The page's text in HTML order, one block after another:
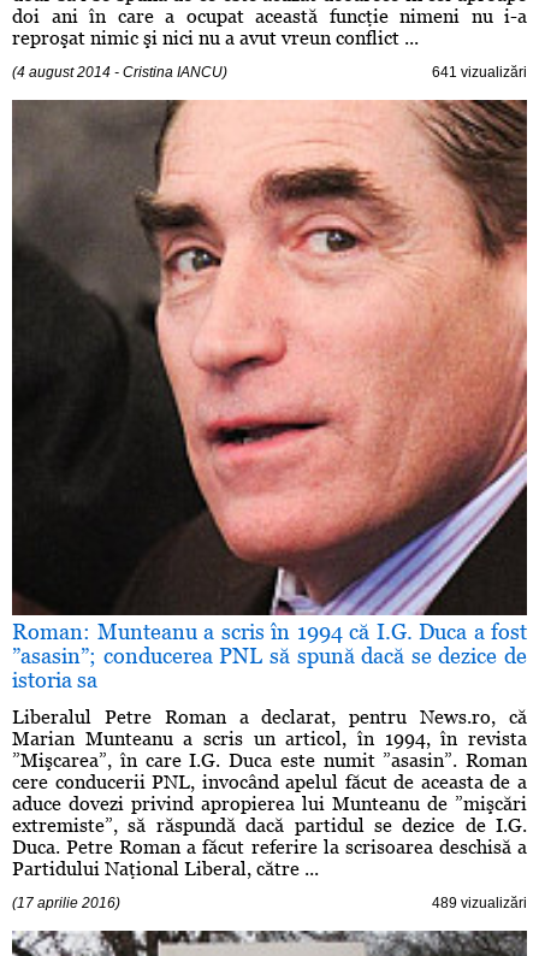
doi ani în care a ocupat această funcţie nimeni nu i-a
reproşat nimic şi nici nu a avut vreun conflict ...
(4 august 2014 - Cristina IANCU) 641 vizualizări
Roman: Munteanu a scris în 1994 că I.G. Duca a fost
”asasin”; conducerea PNL să spună dacă se dezice de
istoria sa
Liberalul Petre Roman a declarat, pentru News.ro, că
Marian Munteanu a scris un articol, în 1994, în revista
”Mişcarea”, în care I.G. Duca este numit ”asasin”. Roman
cere conducerii PNL, invocând apelul făcut de aceasta de a
aduce dovezi privind apropierea lui Munteanu de ”mişcări
extremiste”, să răspundă dacă partidul se dezice de I.G.
Duca. Petre Roman a făcut referire la scrisoarea deschisă a
Partidului Naţional Liberal, către ...
(17 aprilie 2016) 489 vizualizări